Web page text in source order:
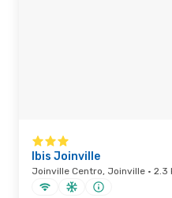
Ibis Joinville
Joinville Centro, Joinville ·